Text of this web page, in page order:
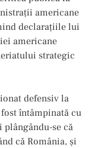
americane
declarațiile lui
americane
strategic
defensiv la
întâmpinată cu
plângându-se că
că România, și